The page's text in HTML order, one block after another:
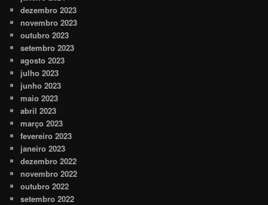
dezembro 2023
novembro 2023
outubro 2023
setembro 2023
agosto 2023
julho 2023
junho 2023
maio 2023
abril 2023
março 2023
fevereiro 2023
janeiro 2023
dezembro 2022
novembro 2022
outubro 2022
setembro 2022